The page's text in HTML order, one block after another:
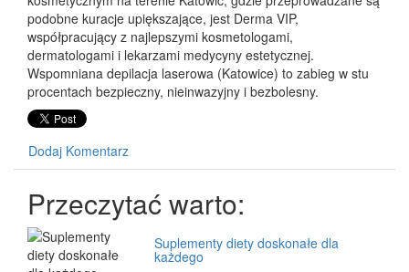
podobne kuracje upiększające, jest Derma VIP,
współpracujący z najlepszymi kosmetologami,
dermatologami i lekarzami medycyny estetycznej.
Wspomniana depilacja laserowa (Katowice) to zabieg w stu
procentach bezpieczny, nieinwazyjny i bezbolesny.
Dodaj Komentarz
Przeczytać warto:
Suplementy diety doskonałe dla
każdego